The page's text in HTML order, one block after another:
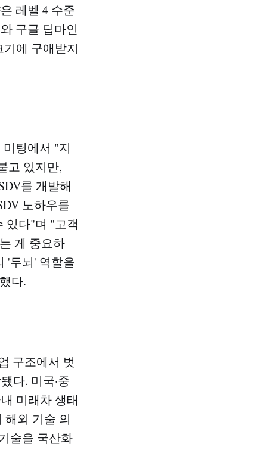
레벨 4 수준
구글 딥마인
에 구애받지
팅에서 "지
고 있지만,
를 개발해
노하우를
있다"며 "고객
게 중요하
'두뇌' 역할을
다.​
구조에서 벗
다. 미국·중
미래차 생태
외 기술 의
술을 국산화